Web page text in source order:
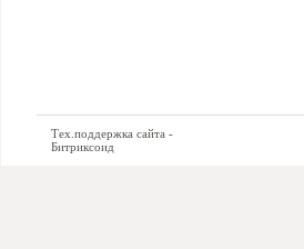
Тех.поддержка сайта -
Битриксоид